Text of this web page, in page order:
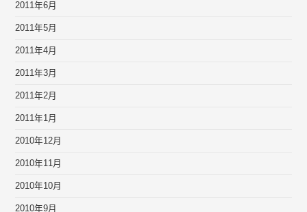
2011年6月
2011年5月
2011年4月
2011年3月
2011年2月
2011年1月
2010年12月
2010年11月
2010年10月
2010年9月